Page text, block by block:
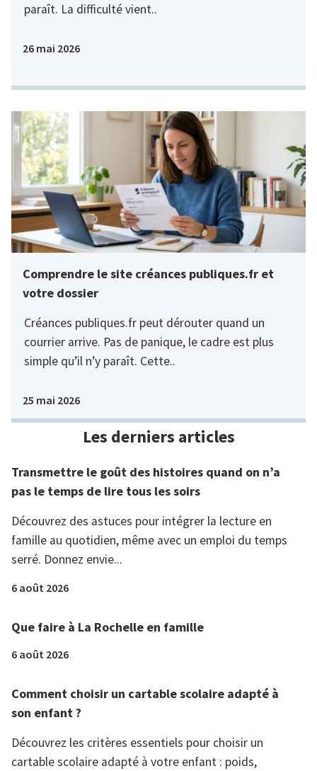
paraît. La difficulté vient..
26 mai 2026
Comprendre le site créances publiques.fr et
votre dossier
Créances publiques.fr peut dérouter quand un
courrier arrive. Pas de panique, le cadre est plus
simple qu’il n’y paraît. Cette..
25 mai 2026
Les derniers articles
Transmettre le goût des histoires quand on n’a
pas le temps de lire tous les soirs
Découvrez des astuces pour intégrer la lecture en
famille au quotidien, même avec un emploi du temps
serré. Donnez envie...
6 août 2026
Que faire à La Rochelle en famille
6 août 2026
Comment choisir un cartable scolaire adapté à
son enfant ?
Découvrez les critères essentiels pour choisir un
cartable scolaire adapté à votre enfant : poids,